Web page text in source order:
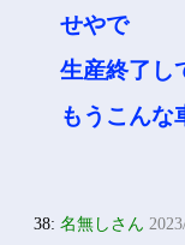
せやで
生産終了し
もうこんな
38:名無しさん